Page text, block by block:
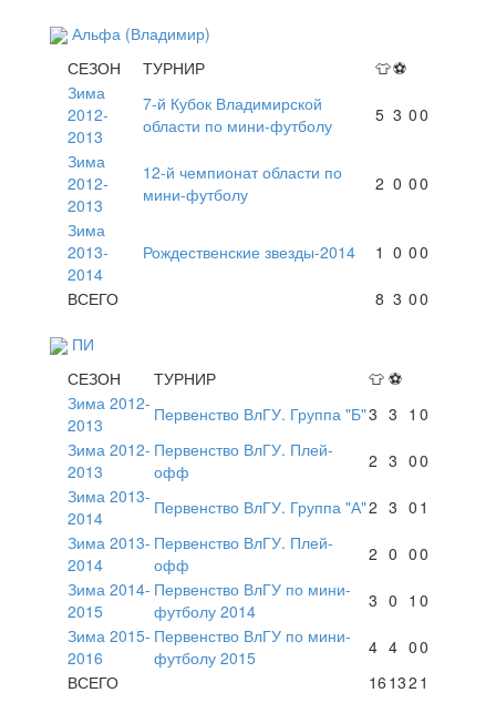
Альфа (Владимир)
СЕЗОН
ТУРНИР 👕⚽
Зима
2012-
2013
7-й Кубок Владимирской
области по мини-футболу
5 3 00
Зима
2012-
2013
12-й чемпионат области по
мини-футболу
2 0 00
Зима
2013-
2014
Рождественские звезды-2014 1 0 00
ВСЕГО 8 3 00
ПИ
СЕЗОН
ТУРНИР 👕 ⚽
Зима 2012-
2013
Первенство ВлГУ. Группа "Б"3 3 1 0
Зима 2012-
2013
Первенство ВлГУ. Плей-
офф
2 3 00
Зима 2013-
2014
Первенство ВлГУ. Группа "А"2 3 0 1
Зима 2013-
2014
Первенство ВлГУ. Плей-
офф
2 0 00
Зима 2014-
2015
Первенство ВлГУ по мини-
футболу 2014
3 0 1 0
Зима 2015-
2016
Первенство ВлГУ по мини-
футболу 2015
4 4 00
ВСЕГО
16 132 1